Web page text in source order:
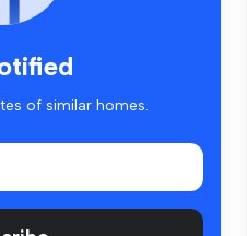
of similar homes.